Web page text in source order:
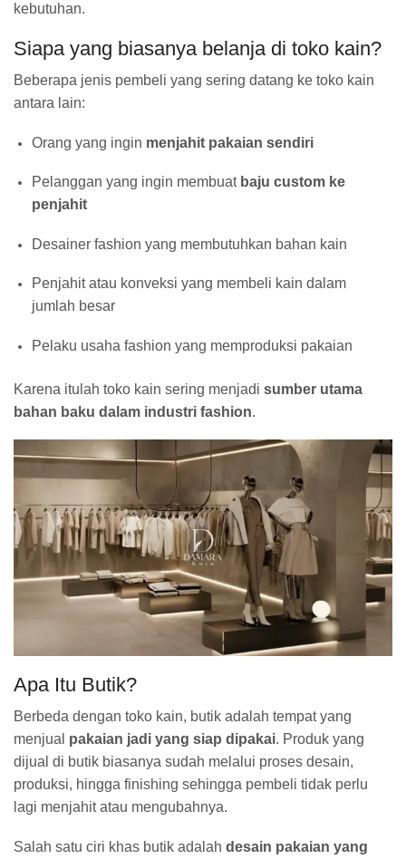
kebutuhan.
Siapa yang biasanya belanja di toko kain?
Beberapa jenis pembeli yang sering datang ke toko kain
antara lain:
Orang yang ingin menjahit pakaian sendiri
Pelanggan yang ingin membuat baju custom ke
penjahit
Desainer fashion yang membutuhkan bahan kain
Penjahit atau konveksi yang membeli kain dalam
jumlah besar
Pelaku usaha fashion yang memproduksi pakaian
Karena itulah toko kain sering menjadi sumber utama
bahan baku dalam industri fashion.
Apa Itu Butik?
Berbeda dengan toko kain, butik adalah tempat yang
menjual pakaian jadi yang siap dipakai. Produk yang
dijual di butik biasanya sudah melalui proses desain,
produksi, hingga finishing sehingga pembeli tidak perlu
lagi menjahit atau mengubahnya.
Salah satu ciri khas butik adalah desain pakaian yang